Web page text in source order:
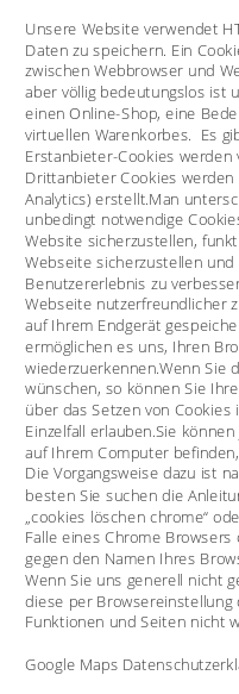
Unsere Website verwendet
Daten zu speichern. Ein
zwischen Webbrowser und
aber völlig bedeutungslos ist
einen Online-Shop, eine
virtuellen Warenkorbes.  Es
Erstanbieter-Cookies
Drittanbieter Cookies werden
Analytics) erstellt.Man
unbedingt notwendige
Website sicherzustellen,
Webseite sicherzustellen
Benutzererlebnis zu
Webseite nutzerfreundlicher
auf Ihrem Endgerät
ermöglichen es uns, Ihren
wiederzuerkennen.Wenn Sie
wünschen, so können Sie
über das Setzen von
Einzelfall erlauben.Sie
auf Ihrem Computer
Die Vorgangsweise dazu ist
besten Sie suchen die
„cookies löschen chrome“
Falle eines Chrome
gegen den Namen Ihres
Wenn Sie uns generell nicht
diese per Browsereinstellung
Funktionen und Seiten nicht
Google Maps